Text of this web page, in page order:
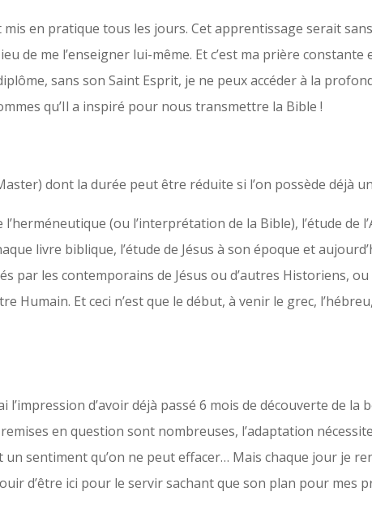
mis en pratique tous les jours. Cet apprentissage serait
de me l’enseigner lui-même. Et c’est ma prière constante
sans son Saint Esprit, je ne peux accéder à la
qu’Il a inspiré pour nous transmettre la Bible !
dont la durée peut être réduite si l’on possède déjà
(ou l’interprétation de la Bible), l’étude de
livre biblique, l’étude de Jésus à son époque et
par les contemporains de Jésus ou d’autres Historiens, ou
Humain. Et ceci n’est que le début, à venir le grec,
l’impression d’avoir déjà passé 6 mois de découverte de la
en question sont nombreuses, l’adaptation
un sentiment qu’on ne peut effacer… Mais chaque jour je
d’être ici pour le servir sachant que son plan pour mes